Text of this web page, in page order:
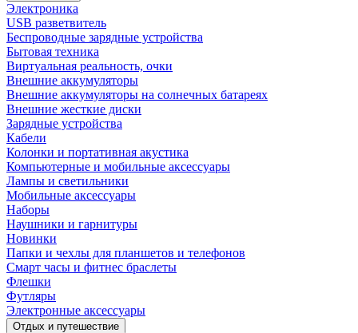
Электроника
USB разветвитель
Беспроводные зарядные устройства
Бытовая техника
Виртуальная реальность, очки
Внешние аккумуляторы
Внешние аккумуляторы на солнечных батареях
Внешние жесткие диски
Зарядные устройства
Кабели
Колонки и портативная акустика
Компьютерные и мобильные аксессуары
Лампы и светильники
Мобильные аксессуары
Наборы
Наушники и гарнитуры
Новинки
Папки и чехлы для планшетов и телефонов
Смарт часы и фитнес браслеты
Флешки
Футляры
Электронные аксессуары
Отдых и путешествие